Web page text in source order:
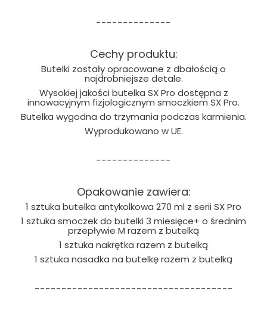
--------------
Cechy produktu:
Butelki zostały opracowane z dbałością o
najdrobniejsze detale.
Wysokiej jakości butelka SX Pro dostępna z
innowacyjnym fizjologicznym smoczkiem SX Pro.
Butelka wygodna do trzymania podczas karmienia.
Wyprodukowano w UE.
--------------
Opakowanie zawiera:
1 sztuka butelka antykolkowa 270 ml z serii SX Pro
1 sztuka smoczek do butelki 3 miesięce+ o średnim
przepływie M razem z butelką
1 sztuka nakrętka razem z butelką
1 sztuka nasadka na butelkę razem z butelką
-------------------------------------